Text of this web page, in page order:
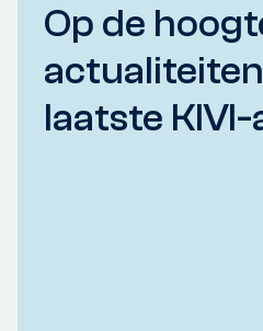
Op de
laatste